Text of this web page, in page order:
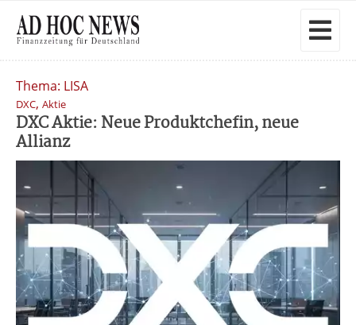
Thema: LISA
DXC, Aktie
DXC Aktie: Neue Produktchefin, neue
Allianz